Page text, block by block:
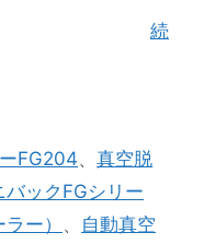
続
FG204、真空脱
バックFGシリー
ー） 、 自動真空